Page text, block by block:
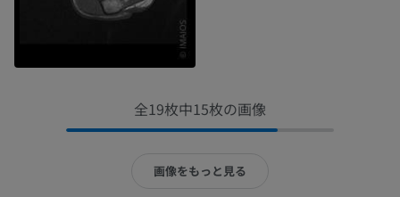
全19枚中15枚の画像
画像をもっと見る